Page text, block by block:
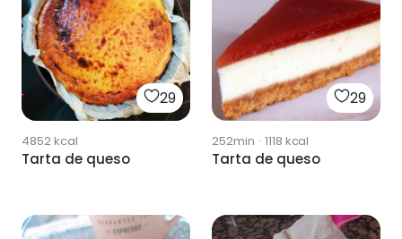
29
4852kcal
Tarta de queso
29
252min · 1118 kcal
Tarta de queso